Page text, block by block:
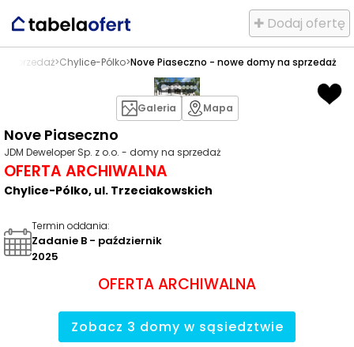
✚ Dodaj ofertę
sprzedaż>Chylice-Pólko>Nove Piaseczno - nowe domy na sprzedaż
Nove Piaseczno
JDM Deweloper Sp. z o.o. - domy na sprzedaż
OFERTA ARCHIWALNA
Chylice-Pólko, ul. Trzeciakowskich
Galeria Mapa
Termin oddania:
Zadanie B - październik
2025
OFERTA ARCHIWALNA
Zobacz 3 domy w sąsiedztwie